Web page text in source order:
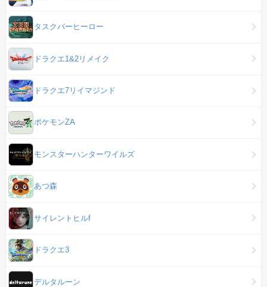
タスクバーヒーロー
ドラクエ1&2リメイク
ドラクエ7リイマジンド
ポケモンZA
モンスターハンターワイルズ
あつ森
サイレントヒルf
ドラクエ3
デルタルーン